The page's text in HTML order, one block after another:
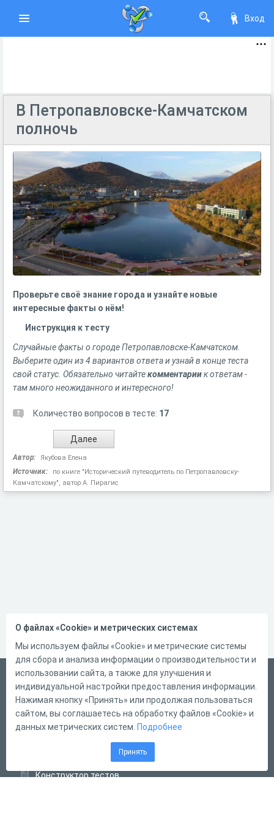
Вход
В Петропавловске-Камчатском
полночь
Проверьте своё знание города и узнайте новые
интересные факты о нём!
Инструкция к тесту
Случайные факты о городе Петропавловске-Камчатском.
Выберите один из 4 вариантов ответа и узнай в конце теста
свой статус. Обязательно читайтекомментариик ответам -
там много неожиданного и интересного!
Количество вопросов в тесте: 17
Автор: Якубова Елена
Источник:
по книге "Исторический путеводитель по Петропавловску-
Камчатскому", автор А. Пирагис
Русский
Справка
Форма обратной связи
Конструктор тестов
О файлах «Cookie» и метрических системах
Мы используем файлы «Cookie» и метрические системы
для сбора и анализа информации о производительности и
использовании сайта, а также для улучшения и
индивидуальной настройки предоставления информации.
Нажимая кнопку «Принять» или продолжая пользоваться
сайтом, вы соглашаетесь на обработку файлов «Cookie» и
данных метрических систем. Подробнее
Принять